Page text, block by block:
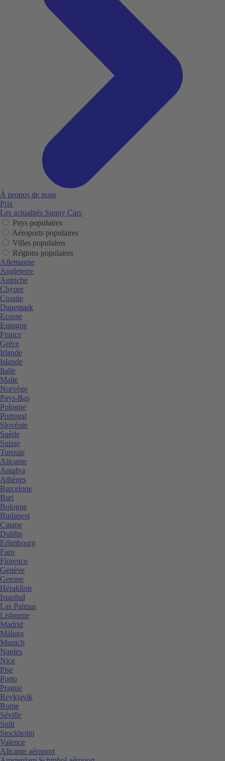
À propos de nous
Prix
Les actualités Sunny Cars
Pays populaires
Aéroports populaires
Villes populaires
Régions populaires
Allemagne
Angleterre
Autriche
Chypre
Croatie
Danemark
Ecosse
Espagne
France
Grèce
Irlande
Islande
Italie
Malte
Norvège
Pays-Bas
Pologne
Portugal
Slovénie
Suède
Suisse
Turquie
Alicante
Antalya
Athènes
Barcelone
Bari
Bologne
Budapest
Catane
Dublin
Edimbourg
Faro
Florence
Genève
Gerone
Héraklion
Istanbul
Las Palmas
Lisbonne
Madrid
Málaga
Munich
Naples
Nice
Pise
Porto
Prague
Reykjavik
Rome
Séville
Split
Stockholm
Valence
Alicante aéroport